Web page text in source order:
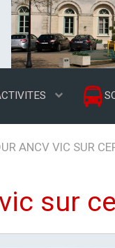
ANCV VIC SUR
sur